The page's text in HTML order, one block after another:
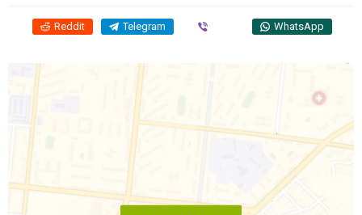
Reddit Telegram WhatsApp